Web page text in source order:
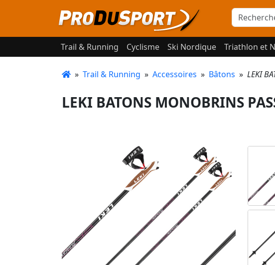
Trail & Running Cyclisme Ski Nordique Triathlon et
» Trail & Running » Accessoires » Bâtons » LEKI
LEKI BATONS MONOBRINS